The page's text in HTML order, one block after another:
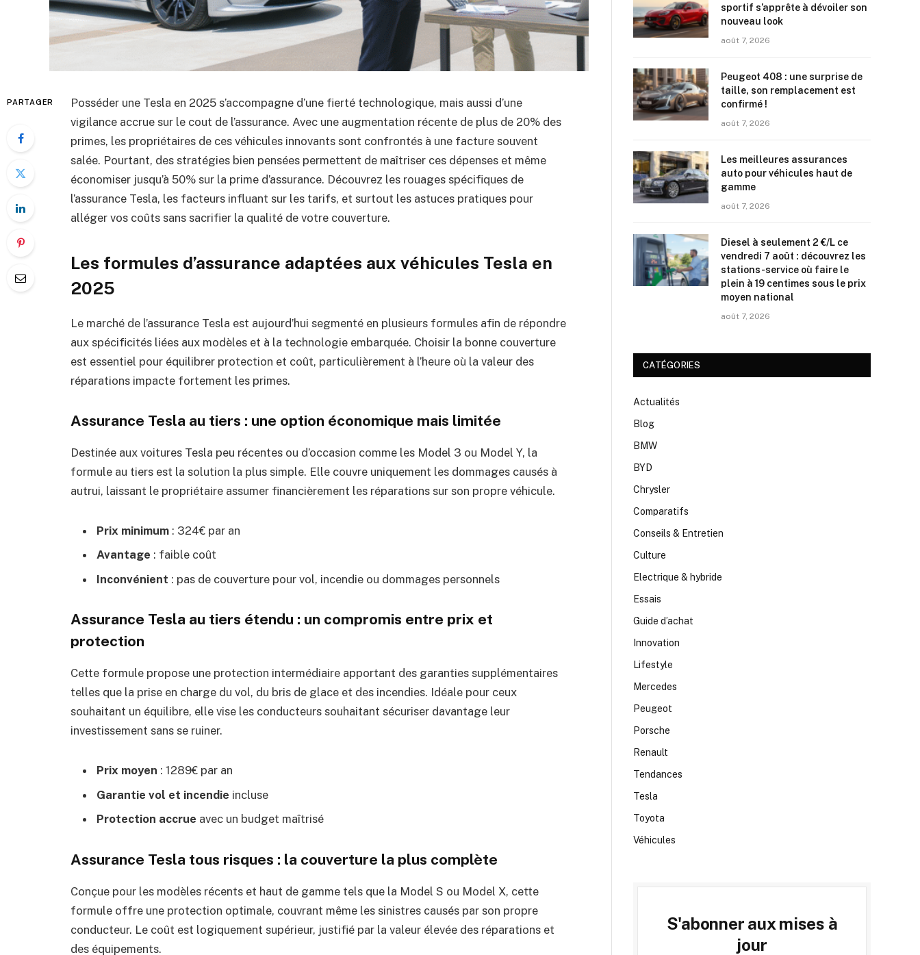
PARTAGER
Posséder une Tesla en 2025 s’accompagne d’une fierté technologique, mais aussi d’une
vigilance accrue sur le cout de l’assurance. Avec une augmentation récente de plus de 20% des
primes, les propriétaires de ces véhicules innovants sont confrontés à une facture souvent
salée. Pourtant, des stratégies bien pensées permettent de maîtriser ces dépenses et même
économiser jusqu’à 50% sur la prime d’assurance. Découvrez les rouages spécifiques de
l’assurance Tesla, les facteurs influant sur les tarifs, et surtout les astuces pratiques pour
alléger vos coûts sans sacrifier la qualité de votre couverture.
Les formules d’assurance adaptées aux véhicules Tesla en
2025
Le marché de l’assurance Tesla est aujourd’hui segmenté en plusieurs formules afin de répondre
aux spécificités liées aux modèles et à la technologie embarquée. Choisir la bonne couverture
est essentiel pour équilibrer protection et coût, particulièrement à l’heure où la valeur des
réparations impacte fortement les primes.
Assurance Tesla au tiers : une option économique mais limitée
Destinée aux voitures Tesla peu récentes ou d’occasion comme les Model 3 ou Model Y, la
formule au tiers est la solution la plus simple. Elle couvre uniquement les dommages causés à
autrui, laissant le propriétaire assumer financièrement les réparations sur son propre véhicule.
Prix minimum : 324€ par an
Avantage : faible coût
Inconvénient : pas de couverture pour vol, incendie ou dommages personnels
Assurance Tesla au tiers étendu : un compromis entre prix et
protection
Cette formule propose une protection intermédiaire apportant des garanties supplémentaires
telles que la prise en charge du vol, du bris de glace et des incendies. Idéale pour ceux
souhaitant un équilibre, elle vise les conducteurs souhaitant sécuriser davantage leur
investissement sans se ruiner.
Prix moyen : 1289€ par an
Garantie vol et incendie incluse
Protection accrue avec un budget maîtrisé
Assurance Tesla tous risques : la couverture la plus complète
Conçue pour les modèles récents et haut de gamme tels que la Model S ou Model X, cette
formule offre une protection optimale, couvrant même les sinistres causés par son propre
conducteur. Le coût est logiquement supérieur, justifié par la valeur élevée des réparations et
des équipements.
sportif s’apprête à dévoiler son
nouveau look
août 7, 2026
Peugeot 408 : une surprise de
taille, son remplacement est
confirmé !
août 7, 2026
Les meilleures assurances
auto pour véhicules haut de
gamme
août 7, 2026
Diesel à seulement 2 €/L ce
vendredi 7 août : découvrez les
stations-service où faire le
plein à 19 centimes sous le prix
moyen national
août 7, 2026
CATÉGORIES
Actualités
Blog
BMW
BYD
Chrysler
Comparatifs
Conseils & Entretien
Culture
Electrique & hybride
Essais
Guide d’achat
Innovation
Lifestyle
Mercedes
Peugeot
Porsche
Renault
Tendances
Tesla
Toyota
Véhicules
S'abonner aux mises à
jour